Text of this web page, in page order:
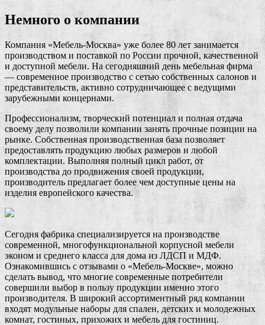
Немного о компании
Компания «Мебель-Москва» уже более 80 лет занимается
производством и поставкой по России прочной, качественной
и доступной мебели. На сегодняшний день мебельная фирма
— современное производство с сетью собственных салонов и
представительств, активно сотрудничающее с ведущими
зарубежными концернами.
Профессионализм, творческий потенциал и полная отдача
своему делу позволили компании занять прочные позиции на
рынке. Собственная производственная база позволяет
предоставлять продукцию любых размеров и любой
комплектации. Выполняя полный цикл работ, от
производства до продвижения своей продукции,
производитель предлагает более чем доступные цены на
изделия европейского качества.
Сегодня фабрика специализируется на производстве
современной, многофункциональной корпусной мебели
эконом и среднего класса для дома из ЛДСП и МДФ.
Ознакомившись с отзывами о «Мебель-Москве», можно
сделать вывод, что многие современные потребители
совершили выбор в пользу продукции именно этого
производителя. В широкий ассортиментный ряд компании
входят модульные наборы для спален, детских и молодежных
комнат, гостиных, прихожих и мебель для гостиниц.